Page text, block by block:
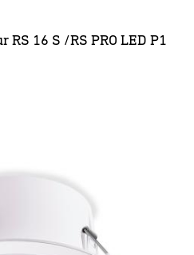
RS 16 S /RS PRO LED P1